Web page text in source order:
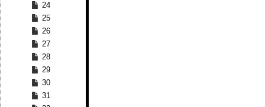
24
25
26
27
28
29
30
31